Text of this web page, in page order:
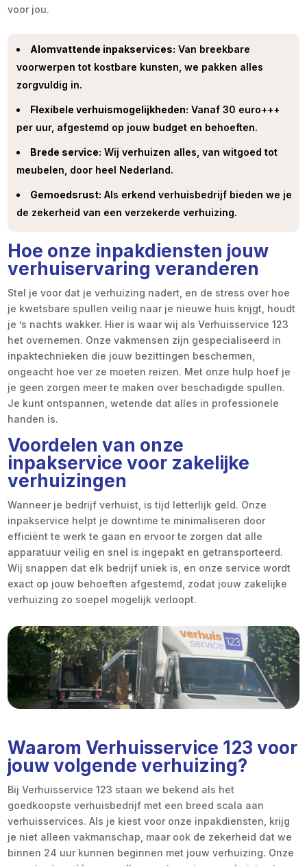
voor jou.
Alomvattende inpakservices: Van breekbare
voorwerpen tot kostbare kunsten, we pakken alles
zorgvuldig in.
Flexibele verhuismogelijkheden: Vanaf 30 euro+++
per uur, afgestemd op jouw budget en behoeften.
Brede service: Wij verhuizen alles, van witgoed tot
meubelen, door heel Nederland.
Gemoedsrust: Als erkend verhuisbedrijf bieden we je
de zekerheid van een verzekerde verhuizing.
Hoe onze inpakdiensten jouw
verhuiservaring veranderen
Stel je voor dat je verhuizing nadert, en de stress over hoe
je kwetsbare spullen veilig naar je nieuwe huis krijgt, houdt
je ’s nachts wakker. Hier is waar wij als Verhuisservice 123
het overnemen. Onze vakmensen zijn gespecialiseerd in
inpaktechnieken die jouw bezittingen beschermen,
ongeacht hoe ver ze moeten reizen. Met onze hulp hoef je
je geen zorgen meer te maken over beschadigde spullen.
Je kunt ontspannen, wetende dat alles in professionele
handen is.
Voordelen van onze
inpakservice voor zakelijke
verhuizingen
Wanneer je bedrijf verhuist, is tijd letterlijk geld. Onze
inpakservice helpt je downtime te minimaliseren door
efficiënt te werk te gaan en ervoor te zorgen dat alle
apparatuur veilig en snel is ingepakt en getransporteerd.
Wij snappen dat elk bedrijf uniek is, en onze service wordt
exact op jouw behoeften afgestemd, zodat jouw zakelijke
verhuizing zo soepel mogelijk verloopt.
Waarom Verhuisservice 123 voor
jouw volgende verhuizing?
Bij Verhuisservice 123 staan we bekend als het
goedkoopste verhuisbedrijf met een breed scala aan
verhuisservices. Als je kiest voor onze inpakdiensten, krijg
je niet alleen vakmanschap, maar ook de zekerheid dat we
binnen 24 uur kunnen beginnen met jouw verhuizing. Onze